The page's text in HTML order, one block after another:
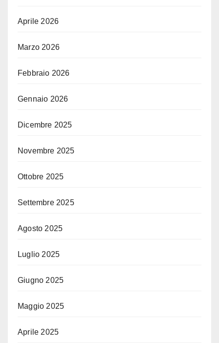
Aprile 2026
Marzo 2026
Febbraio 2026
Gennaio 2026
Dicembre 2025
Novembre 2025
Ottobre 2025
Settembre 2025
Agosto 2025
Luglio 2025
Giugno 2025
Maggio 2025
Aprile 2025